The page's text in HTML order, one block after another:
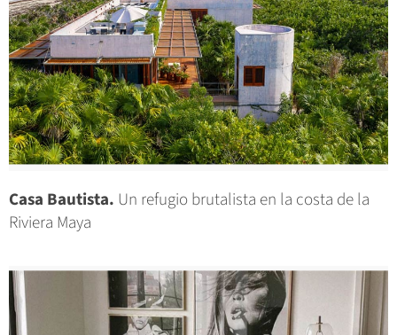
Casa Bautista. Un refugio brutalista en la costa de la
Riviera Maya